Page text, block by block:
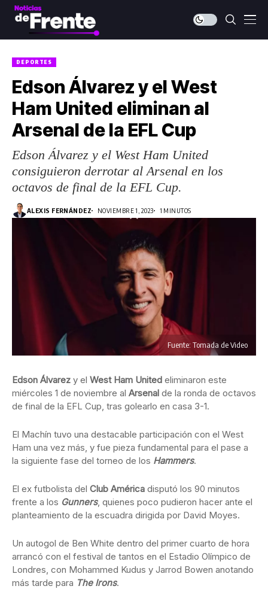
DEPORTES
Edson Álvarez y el West
Ham United eliminan al
Arsenal de la EFL Cup
Edson Álvarez y el West Ham United
consiguieron derrotar al Arsenal en los
octavos de final de la EFL Cup.
ALEXIS FERNÁNDEZ NOVIEMBRE 1, 2023 1 MINUTOS
Fuente: Tomada de Video
Edson Álvarez y el West Ham United eliminaron este
miércoles 1 de noviembre al Arsenal de la ronda de octavos
de final de la EFL Cup, tras golearlo en casa 3-1.
El Machín tuvo una destacable participación con el West
Ham una vez más, y fue pieza fundamental para el pase a
la siguiente fase del torneo de los Hammers.
El ex futbolista del Club América disputó los 90 minutos
frente a los Gunners, quienes poco pudieron hacer ante el
planteamiento de la escuadra dirigida por David Moyes.
Un autogol de Ben White dentro del primer cuarto de hora
arrancó con el festival de tantos en el Estadio Olímpico de
Londres, con Mohammed Kudus y Jarrod Bowen anotando
más tarde para The Irons.